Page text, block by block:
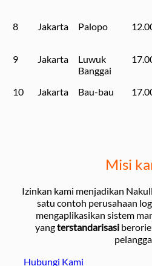
8
Jakarta Palopo
9
Jakarta
Luwuk
Banggai
10
Jakarta Bau-bau
Misi
Izinkan kami menjadikan
satu contoh perusahaan
mengaplikasikan sistem
yangterstandarisasi
Hubungi Kami